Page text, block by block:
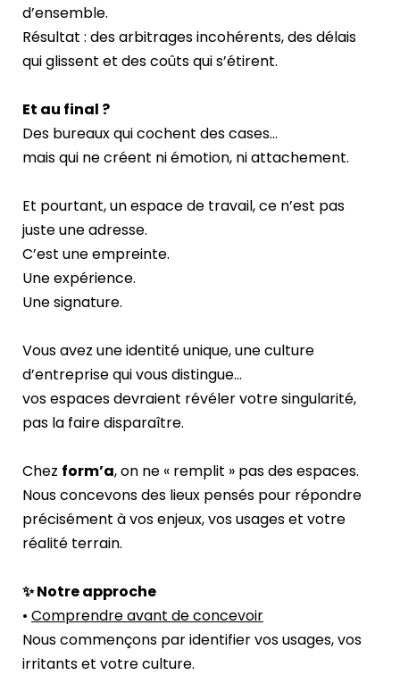
d’ensemble.
Résultat : des arbitrages incohérents, des délais
qui glissent et des coûts qui s’étirent.
Et au final ?
Des bureaux qui cochent des cases…
mais qui ne créent ni émotion, ni attachement.
Et pourtant, un espace de travail, ce n’est pas
juste une adresse.
C’est une empreinte.
Une expérience.
Une signature.
Vous avez une identité unique, une culture
d’entreprise qui vous distingue…
vos espaces devraient révéler votre singularité,
pas la faire disparaître.
Chez form’a, on ne « remplit » pas des espaces.
Nous concevons des lieux pensés pour répondre
précisément à vos enjeux, vos usages et votre
réalité terrain.
✨ Notre approche
• Comprendre avant de concevoir
Nous commençons par identifier vos usages, vos
irritants et votre culture.